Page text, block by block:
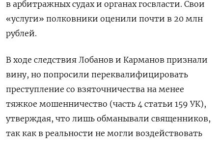
в арбитражных судах и органах госвласти. Свои
«услуги» полковники оценили почти в 20 млн
рублей.
В ходе следствия Лобанов и Карманов признали
вину, но попросили переквалифицировать
преступление со взяточничества на менее
тяжкое мошенничество (часть 4 статьи 159 УК),
утверждая, что лишь обманывали священников,
так как в реальности не могли воздействовать